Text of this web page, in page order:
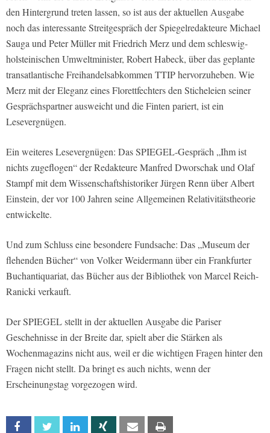
den Hintergrund treten lassen, so ist aus der aktuellen Ausgabe
noch das interessante Streitgespräch der Spiegelredakteure Michael
Sauga und Peter Müller mit Friedrich Merz und dem schleswig-
holsteinischen Umweltminister, Robert Habeck, über das geplante
transatlantische Freihandelsabkommen TTIP hervorzuheben. Wie
Merz mit der Eleganz eines Florettfechters den Sticheleien seiner
Gesprächspartner ausweicht und die Finten pariert, ist ein
Lesevergnügen.
Ein weiteres Lesevergnügen: Das SPIEGEL-Gespräch „Ihm ist
nichts zugeflogen“ der Redakteure Manfred Dworschak und Olaf
Stampf mit dem Wissenschaftshistoriker Jürgen Renn über Albert
Einstein, der vor 100 Jahren seine Allgemeinen Relativitätstheorie
entwickelte.
Und zum Schluss eine besondere Fundsache: Das „Museum der
flehenden Bücher“ von Volker Weidermann über ein Frankfurter
Buchantiquariat, das Bücher aus der Bibliothek von Marcel Reich-
Ranicki verkauft.
Der SPIEGEL stellt in der aktuellen Ausgabe die Pariser
Geschehnisse in der Breite dar, spielt aber die Stärken als
Wochenmagazins nicht aus, weil er die wichtigen Fragen hinter den
Fragen nicht stellt. Da bringt es auch nichts, wenn der
Erscheinungstag vorgezogen wird.
Facebook Twitter Linkedin Xing Email